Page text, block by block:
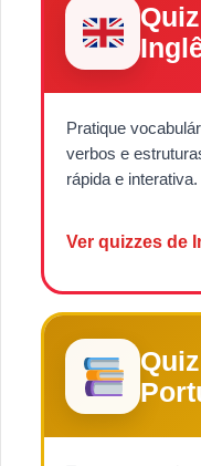
Pratique
verbos e
rápida e interativa.
Ver quizzes de